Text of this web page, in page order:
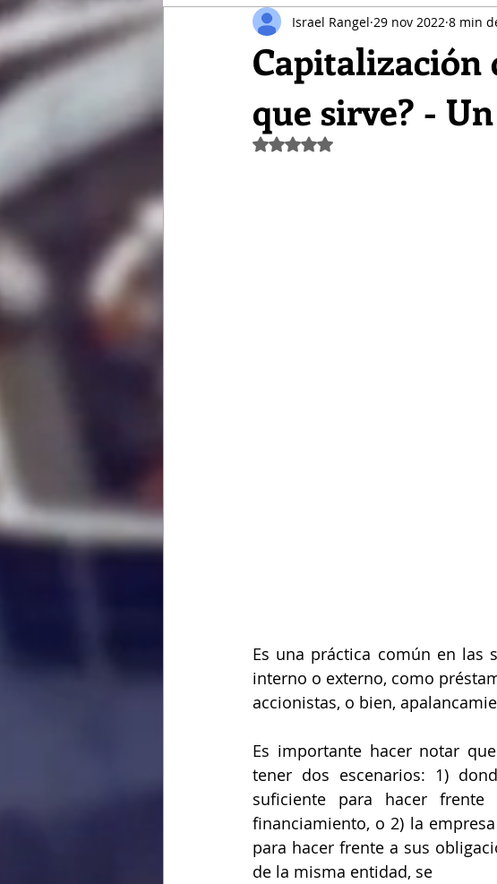
Financiero Patrimonio Legal
Capitalización
que sirve? -
Israel Rangel 29 nov 2022 8 min
Obtuvo NaN de 5 estrellas.
Es una práctica común en las
interno o externo, como
accionistas, o bien,
Es importante hacer notar
tener dos escenarios: 1)
suficiente para hacer
financiamiento, o 2) la
para hacer frente a sus
de la misma entidad, se